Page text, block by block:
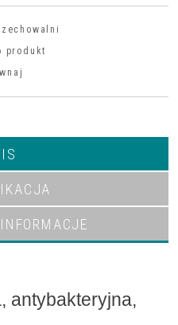
produkt
antybakteryjna,